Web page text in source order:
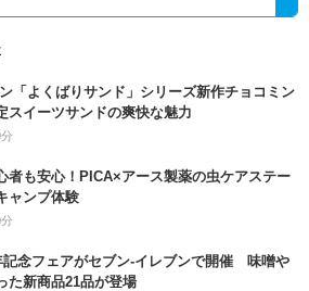
「よくばりサンド」シリーズ新作チョコミン
スイーツサンドの爽快な魅力
者も安心！PICA×アース製薬の虫ケアステー
ャンプ体験
記念フェアがセブン-イレブンで開催 味噌や
た新商品21品が登場